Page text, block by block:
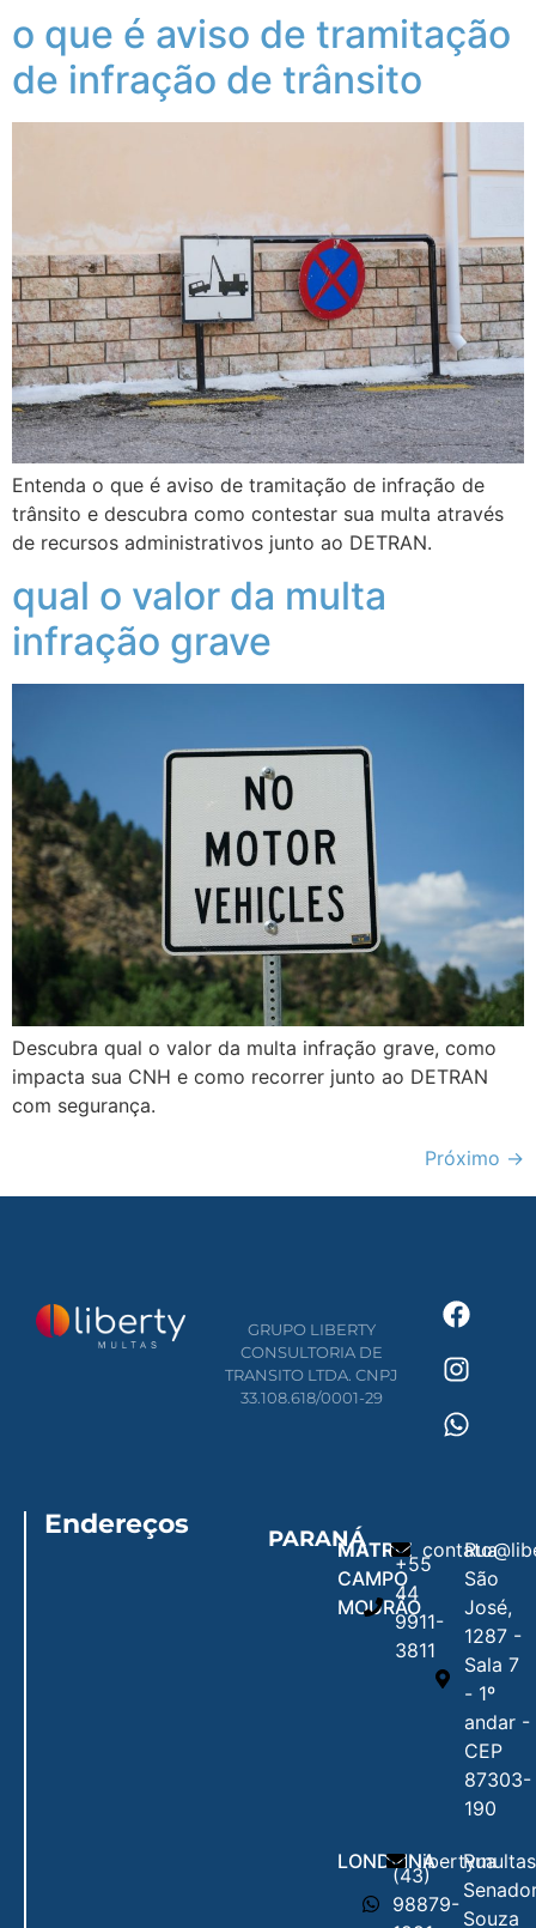
o que é aviso de tramitação
de infração de trânsito
Entenda o que é aviso de tramitação de infração de
trânsito e descubra como contestar sua multa através
de recursos administrativos junto ao DETRAN.
qual o valor da multa
infração grave
Descubra qual o valor da multa infração grave, como
impacta sua CNH e como recorrer junto ao DETRAN
com segurança.
Próximo →
GRUPO LIBERTY
CONSULTORIA DE
TRANSITO LTDA. CNPJ
33.108.618/0001-29
Endereços PARANÁMATRIZ
CAMPO
MOURÃO
+55
44
9911-
3811
Rua
São
José,
1287 -
Sala 7
- 1º
andar -
CEP
87303-
190
LONDRINA
(43)
98879-
Rua
Souza